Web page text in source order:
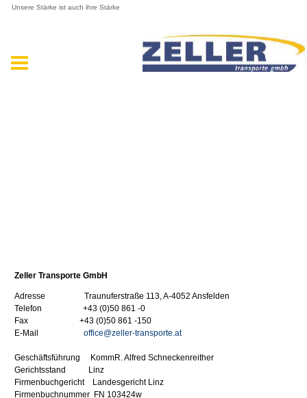
Unsere Stärke ist auch ihre Stärke
Zeller Transporte GmbH
Adresse Traunuferstraße 113, A-4052 Ansfelden
Telefon +43 (0)50 861 -0
Fax +43 (0)50 861 -150
E-Mail office@zeller-transporte.at
Geschäftsführung KommR. Alfred Schneckenreither
Gerichtsstand Linz
Firmenbuchgericht Landesgericht Linz
Firmenbuchnummer FN 103424w